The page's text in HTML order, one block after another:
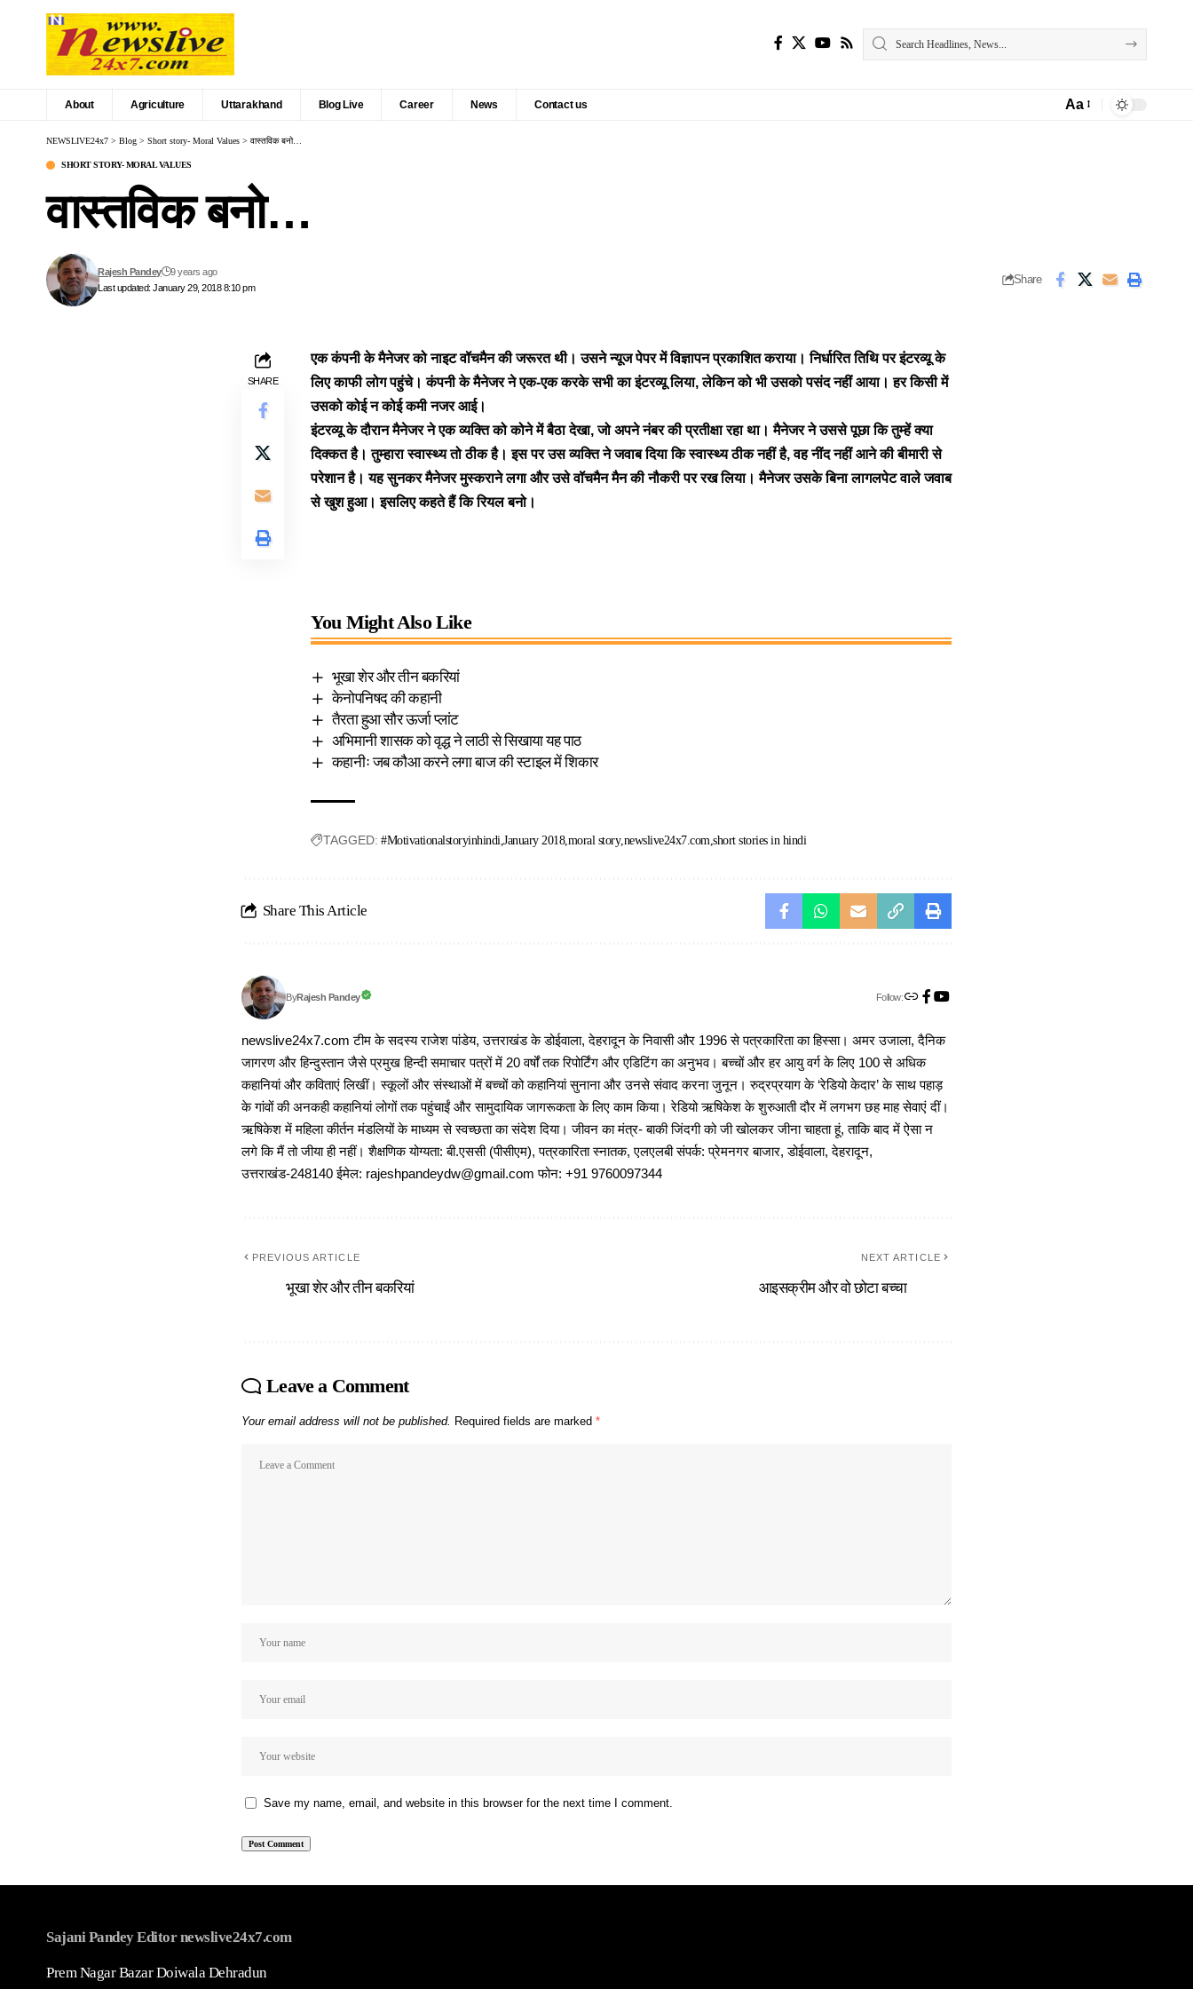
About Agriculture Uttarakhand Blog Live Career News Contact us Aa
NEWSLIVE24x7 > Blog > Short story- Moral Values > वास्तविक बनो…
SHORT STORY- MORAL VALUES
वास्तविक बनो…
Last updated: January 29, 2018 8:10 pm
Rajesh Pandey 9 years ago
Share
SHARE
एक कंपनी के मैनेजर को नाइट वॉचमैन की जरूरत थी। उसने न्यूज पेपर में विज्ञापन प्रकाशित कराया। निर्धारित तिथि पर इंटरव्यू के
लिए काफी लोग पहुंचे। कंपनी के मैनेजर ने एक-एक करके सभी का इंटरव्यू लिया, लेकिन को भी उसको पसंद नहीं आया। हर किसी में
उसकोकोई न कोई कमी नजर आई।
इंटरव्यू के दौरान मैनेजर ने एक व्यक्ति को कोने में बैठा देखा, जो अपने नंबर की प्रतीक्षा रहा था। मैनेजर ने उससे पूछा कि तुम्हें क्या
दिक्कत है। तुम्हारा स्वास्थ्य तो ठीक है। इस पर उस व्यक्ति ने जवाब दिया कि स्वास्थ्य ठीक नहीं है, वह नींद नहीं आने की बीमारी से
परेशान है। यह सुनकर मैनेजर मुस्कराने लगा और उसे वॉचमैन मैन की नौकरी पर रख लिया। मैनेजर उसके बिना लागलपेट वाले जवाब
से खुश हुआ। इसलिए कहते हैं कि रियल बनो।
You Might Also Like
भूखा शेर और तीन बकरियां
केनोपनिषद की कहानी
तैरता हुआ सौर ऊर्जा प्लांट
अभिमानी शासक को वृद्ध ने लाठी से सिखाया यह पाठ
कहानीः जब कौआ करने लगा बाज की स्टाइल में शिकार
TAGGED: #Motivationalstoryinhindi January 2018 moral story newslive24x7.com short stories in hindi
Share This Article
ByRajesh Pandey Follow:
newslive24x7.com टीम के सदस्य राजेश पांडेय, उत्तराखंड के डोईवाला, देहरादून के निवासी और 1996 से पत्रकारिता का हिस्सा। अमर उजाला, दैनिक
जागरण और हिन्दुस्तान जैसे प्रमुख हिन्दी समाचार पत्रों में 20 वर्षों तक रिपोर्टिंग और एडिटिंग का अनुभव। बच्चों और हर आयु वर्ग के लिए 100 से अधिक
कहानियां और कविताएं लिखीं। स्कूलों और संस्थाओं में बच्चों को कहानियां सुनाना और उनसे संवाद करना जुनून। रुद्रप्रयाग के ‘रेडियो केदार’ के साथ पहाड़
के गांवों की अनकही कहानियां लोगों तक पहुंचाईं और सामुदायिक जागरूकता के लिए काम किया। रेडियो ऋषिकेश के शुरुआती दौर में लगभग छह माह सेवाएं दीं।
ऋषिकेश में महिला कीर्तन मंडलियों के माध्यम से स्वच्छता का संदेश दिया। जीवन का मंत्र- बाकी जिंदगी को जी खोलकर जीना चाहता हूं, ताकि बाद में ऐसा न
लगे कि मैं तो जीया ही नहीं। शैक्षणिक योग्यता: बी.एससी (पीसीएम), पत्रकारिता स्नातक, एलएलबी संपर्क: प्रेमनगर बाजार, डोईवाला, देहरादून,
उत्तराखंड-248140 ईमेल: rajeshpandeydw@gmail.com फोन: +91 9760097344
PREVIOUS ARTICLE
भूखा शेर और तीन बकरियां
NEXT ARTICLE
आइसक्रीम और वो छोटा बच्चा
Leave a Comment
Your email address will not be published. Required fields are marked *
Save my name, email, and website in this browser for the next time I comment.
Sajani Pandey Editor newslive24x7.com
Prem Nagar Bazar Doiwala Dehradun